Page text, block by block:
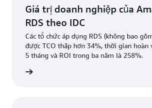
Giá trị doanh nghiệp của
RDS theo IDC
Các tổ chức áp dụng RDS (không bao
được TCO thấp hơn 34%, thời gian hoàn
5 tháng và ROI trong ba năm là 258%.